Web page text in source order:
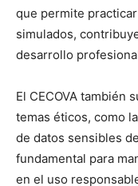
que permite
simulados,
desarrollo
El CECOVA también
temas éticos, como
de datos sensibles
fundamental para
en el uso